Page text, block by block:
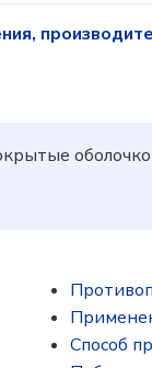
Способ